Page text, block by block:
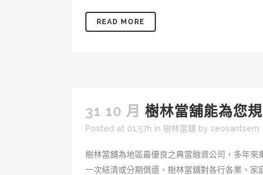
READ MORE
31 10 月 樹林當舖能為您
Posted at 01:57h in 樹林當舖 by seosantsem
樹林當舖為地區最優良之典當融資公司，多年
一次結清或分期償還，樹林當舖對各行各業、